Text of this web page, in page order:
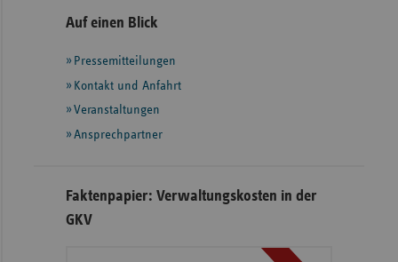
Seitennavigation
Seitenleiste
weiteren
Informationen
Auf einen Blick
Pressemitteilungen
Kontakt und Anfahrt
Veranstaltungen
Ansprechpartner
Faktenpapier: Verwaltungskosten in der
GKV